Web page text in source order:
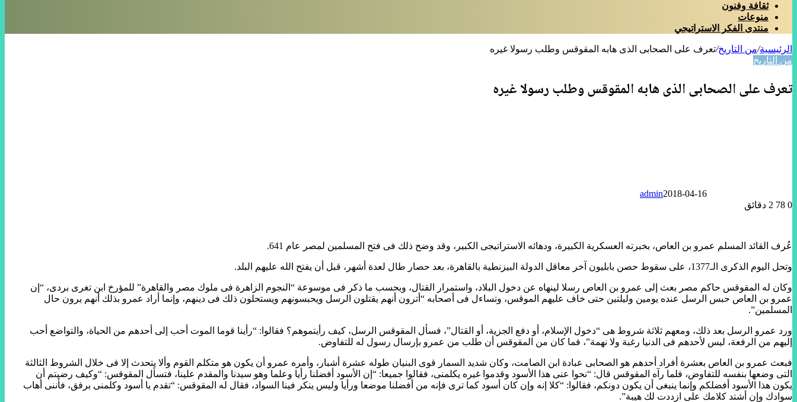
ثقافة وفنون
منوعات
منتدى الفكر الاستراتيجي
الرئيسية/من التاريخ/تعرف على الصحابى الذى هابه المقوقس وطلب رسولا غيره
من التاريخ
تعرف على الصحابى الذى هابه المقوقس وطلب رسولا غيره
admin2018-04-16
0
2 دقائق
عُرف القائد المسلم عمرو بن العاص، بخبرته العسكرية الكبيرة، ودهائه الاستراتيجى الكبير، وقد وضح ذلك فى فتح المسلمين لمصر عام 641.
وتحل اليوم الذكرى الـ1377، على سقوط حصن بابليون آخر معاقل الدولة البيزنطية بالقاهرة، بعد حصار طال لعدة أشهر، قبل أن يفتح الله عليهم البلد.
وكان له المقوقس حاكم مصر بعث إلى عمرو بن العاص رسلا لينهاه عن دخول البلاد، واستمرار القتال، وبحسب ما ذكر فى موسوعة “النجوم الزاهرة فى ملوك مصر والقاهرة” للمؤرخ ابن تغرى بردى، “إن
عمرو بن العاص حبس الرسل عنده يومين وليلتين حتى خاف عليهم الموقس، وتساءل فى أصحابه “أترون أنهم يقتلون الرسل ويحبسونهم ويستحلون ذلك فى دينهم، وإنما أراد عمرو بذلك أنهم يرون حال
المسلمين”.
ورد عمرو الرسل بعد ذلك، ومعهم ثلاثة شروط هى “دخول الإسلام، أو دفع الجزية، أو القتال”، فسأل المقوقس الرسل، كيف رأيتموهم؟ فقالوا: “رأينا قوما الموت أحب إلى أحدهم من الحياة، والتواضع أحب
إليهم من الرفعة، ليس لأحدهم فى الدنيا رغبة ولا نهمة”، فما كان من المقوقس أن طلب من عمرو بإرسال رسول له للتفاوض.
فبعث عمرو بن العاص بعشرة أفراد أحدهم هو الصحابى عبادة ابن الصامت، وكان شديد السمار قوى البنيان طوله عشرة أشبار، وأمره عمرو أن يكون هو متكلم القوم وألا يتحدث إلا فى خلال الشروط الثالثة
التى وضعها بنفسه للتفاوض، فلما رآه المقوقس قال: “نحوا عنى هذا الأسود وقدموا غيره يكلمنى، فقالوا جميعا: “إن الأسود أفضلنا رأيا وعلما وهو سيدنا والمقدم علينا، فتسأل المقوقس: “وكيف رضيتم أن
يكون هذا الأسود أفضلكم وإنما ينبغى أن يكون دونكم، فقالوا: “كلا إنه وإن كان أسود كما ترى فإنه من أفضلنا موضعا ورأيا وليس ينكر فينا السواد، فقال له المقوقس: “تقدم يا أسود وكلمنى برفق، فأننى أهاب
سوادك وإن أشتد كلامك على ازددت لك هيبة”.